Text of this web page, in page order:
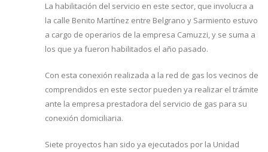
La habilitación del servicio en este sector, que involucra a
la calle Benito Martínez entre Belgrano y Sarmiento estuvo
a cargo de operarios de la empresa Camuzzi, y se suma a
los que ya fueron habilitados el año pasado.
Con esta conexión realizada a la red de gas los vecinos de
comprendidos en este sector pueden ya realizar el trámite
ante la empresa prestadora del servicio de gas para su
conexión domiciliaria.
Siete proyectos han sido ya ejecutados por la Unidad